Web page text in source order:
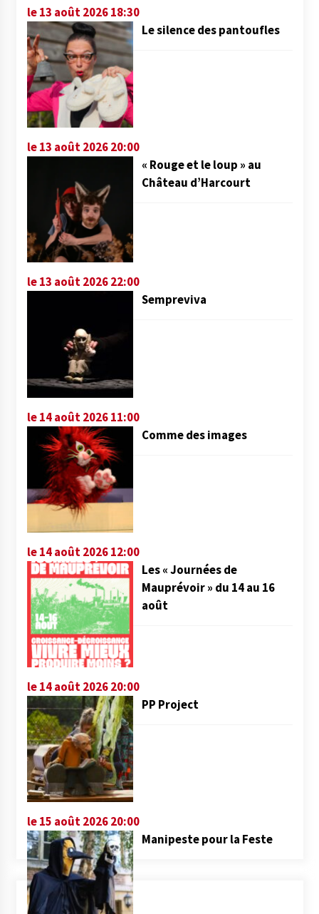
le 13 août 2026 18:30
Le silence des pantoufles
le 13 août 2026 20:00
« Rouge et le loup » au
Château d’Harcourt
le 13 août 2026 22:00
Sempreviva
le 14 août 2026 11:00
Comme des images
le 14 août 2026 12:00
Les « Journées de
Mauprévoir » du 14 au 16
août
le 14 août 2026 20:00
PP Project
le 15 août 2026 20:00
Manipeste pour la Feste